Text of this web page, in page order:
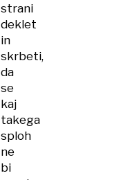
strani
deklet
in
skrbeti,
da
se
kaj
takega
sploh
ne
bi